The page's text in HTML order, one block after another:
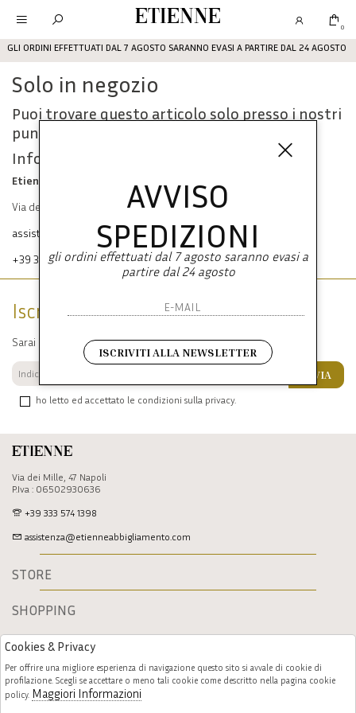
GLI ORDINI EFFETTUATI DAL 7 AGOSTO SARANNO EVASI A PARTIRE DAL 24 AGOSTO
Etienne 0
Solo in negozio
Puoi trovare questo articolo solo presso i nostri
punti vendita:
Info contatti
Etienne srl
Via dei Mille, 47 80121 Napoli
assistenza@etienneabbigliamento.com
+39 333 574 1398
Etienne
Via dei Mille, 47 Napoli
P.Iva : 06502930636
+39 333 574 1398
assistenza@etienneabbigliamento.com
STORE
SHOPPING
Iscriviti alla newsletter
Sarai sempre aggiornato su offerte e promozioni.
ho letto ed accettato le condizioni sulla privacy.
INVIA
AVVISO
SPEDIZIONI
gli ordini effettuati dal 7 agosto saranno evasi a
partire dal 24 agosto
ISCRIVITI ALLA NEWSLETTER
Cookies & Privacy
Per offrire una migliore esperienza di navigazione questo sito si avvale di cookie di
profilazione. Scegli se accettare o meno tali cookie come descritto nella pagina cookie
policy. Maggiori Informazioni